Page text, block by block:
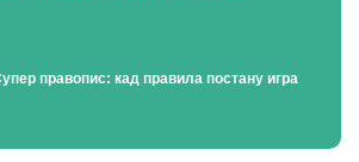
правопис: кад правила постану игра